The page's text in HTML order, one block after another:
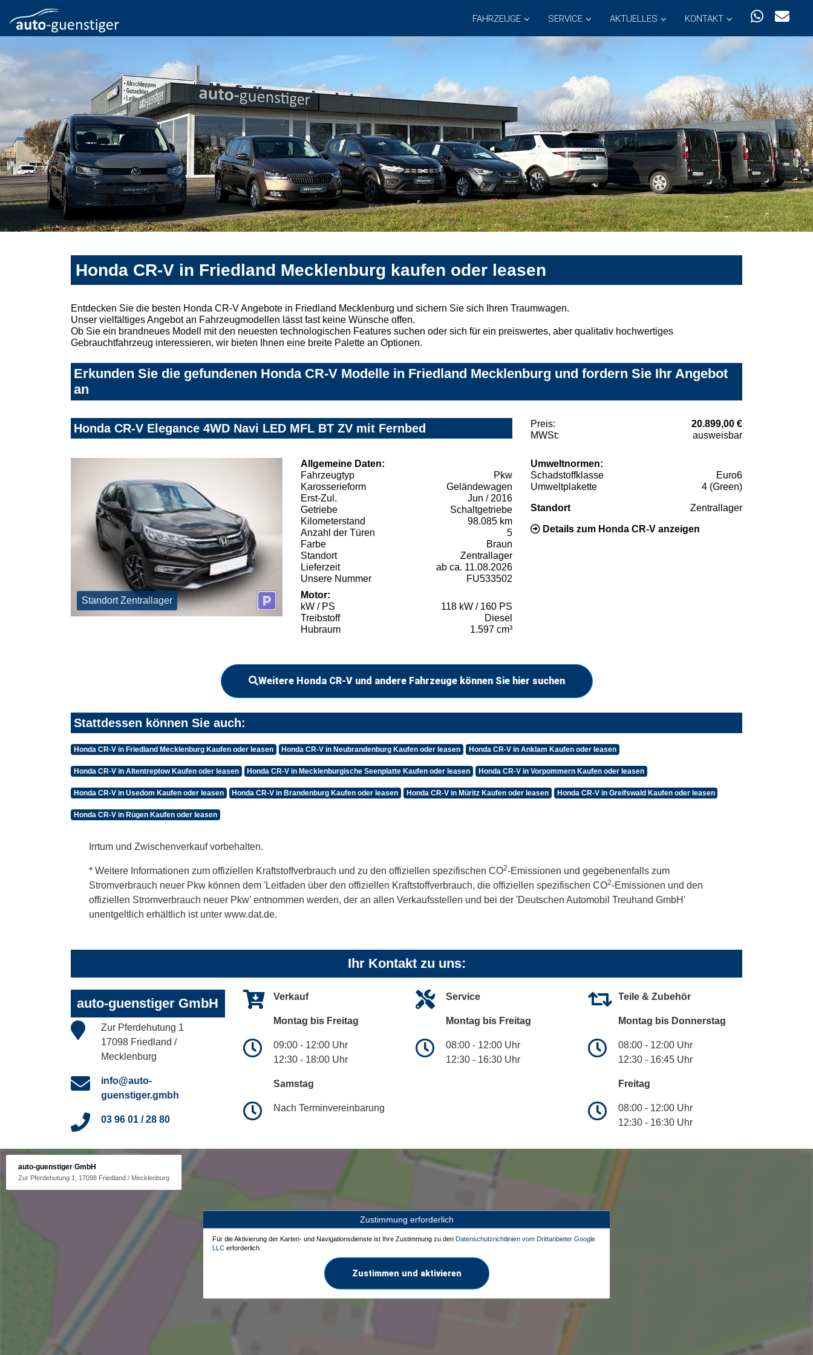
FAHRZEUGE SERVICE AKTUELLES KONTAKT
Honda CR-V in Friedland Mecklenburg kaufen oder leasen
Entdecken Sie die besten Honda CR-V Angebote in Friedland Mecklenburg und sichern Sie sich Ihren Traumwagen.
Unser vielfältiges Angebot an Fahrzeugmodellen lässt fast keine Wünsche offen.
Ob Sie ein brandneues Modell mit den neuesten technologischen Features suchen oder sich für ein preiswertes, aber qualitativ hochwertiges
Gebrauchtfahrzeug interessieren, wir bieten Ihnen eine breite Palette an Optionen.
Erkunden Sie die gefundenen Honda CR-V Modelle in Friedland Mecklenburg und fordern Sie Ihr Angebot
an
Honda CR-V Elegance 4WD Navi LED MFL BT ZV mit Fernbed Preis:
20.899,00 €
MWSt:
ausweisbar
Standort Zentrallager
Allgemeine Daten:
Fahrzeugtyp
Pkw
Karosserieform
Geländewagen
Erst-Zul.
Jun / 2016
Getriebe
Schaltgetriebe
Kilometerstand
98.085 km
Anzahl der Türen
5
Farbe
Braun
Standort
Zentrallager
Lieferzeit
ab ca. 11.08.2026
Unsere Nummer
FU533502
Motor:
kW / PS
118 kW / 160 PS
Treibstoff
Diesel
Hubraum
1.597 cm³
Umweltnormen:
Schadstoffklasse
Euro6
Umweltplakette
4 (Green)
Standort Zentrallager
Details zum Honda CR-V anzeigen
Weitere Honda CR-V und andere Fahrzeuge können Sie hier suchen
Stattdessen können Sie auch:
Honda CR-V in Friedland Mecklenburg Kaufen oder leasen Honda CR-V in Neubrandenburg Kaufen oder leasen Honda CR-V in Anklam Kaufen oder leasen
Honda CR-V in Altentreptow Kaufen oder leasen Honda CR-V in Mecklenburgische Seenplatte Kaufen oder leasen Honda CR-V in Vorpommern Kaufen oder leasen
Honda CR-V in Usedom Kaufen oder leasen Honda CR-V in Brandenburg Kaufen oder leasen Honda CR-V in Müritz Kaufen oder leasen Honda CR-V in Greifswald Kaufen oder leasen
Honda CR-V in Rügen Kaufen oder leasen
Irrtum und Zwischenverkauf vorbehalten.
* Weitere Informationen zum offiziellen Kraftstoffverbrauch und zu den offiziellen spezifischen CO2-Emissionen und gegebenenfalls zum
Stromverbrauch neuer Pkw können dem 'Leitfaden über den offiziellen Kraftstoffverbrauch, die offiziellen spezifischen CO2-Emissionen und den
offiziellen Stromverbrauch neuer Pkw' entnommen werden, der an allen Verkaufsstellen und bei der 'Deutschen Automobil Treuhand GmbH'
unentgeltlich erhältlich ist unter www.dat.de.
Ihr Kontakt zu uns:
auto-guenstiger GmbH
Zur Pferdehutung 1
17098 Friedland /
Mecklenburg
info@auto-
guenstiger.gmbh
03 96 01 / 28 80
Verkauf
Montag bis Freitag
09:00 - 12:00 Uhr
12:30 - 18:00 Uhr
Samstag
Nach Terminvereinbarung
Service
Montag bis Freitag
08:00 - 12:00 Uhr
12:30 - 16:30 Uhr
Teile & Zubehör
Montag bis Donnerstag
08:00 - 12:00 Uhr
12:30 - 16:45 Uhr
Freitag
08:00 - 12:00 Uhr
12:30 - 16:30 Uhr
auto-guenstiger GmbH
Zur Pferdehutung 1, 17098 Friedland / Mecklenburg
Zustimmung erforderlich
Für die Aktivierung der Karten- und Navigationsdienste ist Ihre Zustimmung zu den Datenschutzrichtlinien vom Drittanbieter Google
LLC erforderlich.
Zustimmen und aktivieren